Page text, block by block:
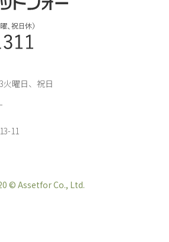
火曜日、祝日
11
© Assetfor Co., Ltd.